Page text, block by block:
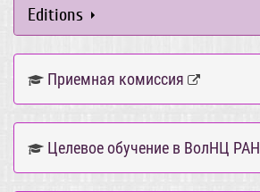
Editions
Приемная комиссия
Целевое обучение в ВолНЦ РАН